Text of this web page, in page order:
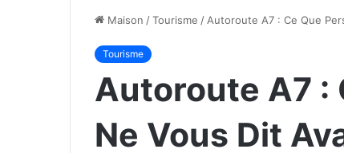
Maison /Tourisme / Autoroute A7 : Ce Que
Tourisme
Autoroute A7 :
Ne Vous Dit